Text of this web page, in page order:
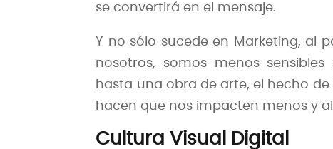
se convertirá en el mensaje.
Y no sólo sucede en Marketing, al
nosotros, somos menos
hasta una obra de arte, el hecho
hacen que nos impacten menos y
Cultura Visual Digital